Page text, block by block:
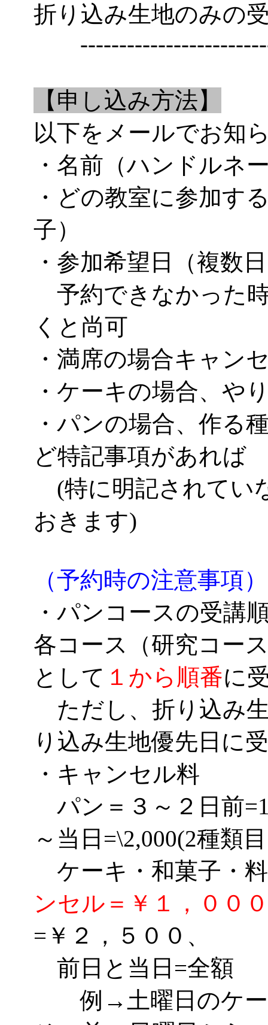
折り込み生地のみの
【申し込み方法】
以下をメールでお知
・名前（ハンドルネ
・どの教室に参加す
子）
・参加希望日（複数
予約できなかった
くと尚可
・満席の場合キャン
・ケーキの場合、や
・パンの場合、作る
ど特記事項があれば
(特に明記されてい
おきます)
（予約時の注意事項）
・パンコースの受講
各コース（研究コー
として １から順番に
ただし、折り込み
り込み生地優先日に
・キャンセル料
パン＝３～２日前
～当日=\2,000(2種類
ケーキ・和菓子・
ンセル＝￥１，０００
=￥２，５００、
前日と当日=全額
例→土曜日のケー